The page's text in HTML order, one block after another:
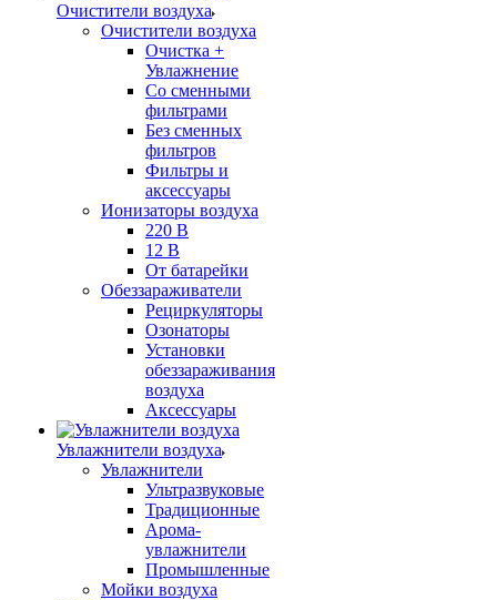
Очистители воздуха
Очистители воздуха
Очистка +
Увлажнение
Cо сменными
фильтрами
Без сменных
фильтров
Фильтры и
аксессуары
Ионизаторы воздуха
220 В
12 В
От батарейки
Обеззараживатели
Рециркуляторы
Озонаторы
Установки
обеззараживания
воздуха
Аксессуары
Увлажнители воздуха
Увлажнители
Ультразвуковые
Традиционные
Арома-
увлажнители
Промышленные
Мойки воздуха